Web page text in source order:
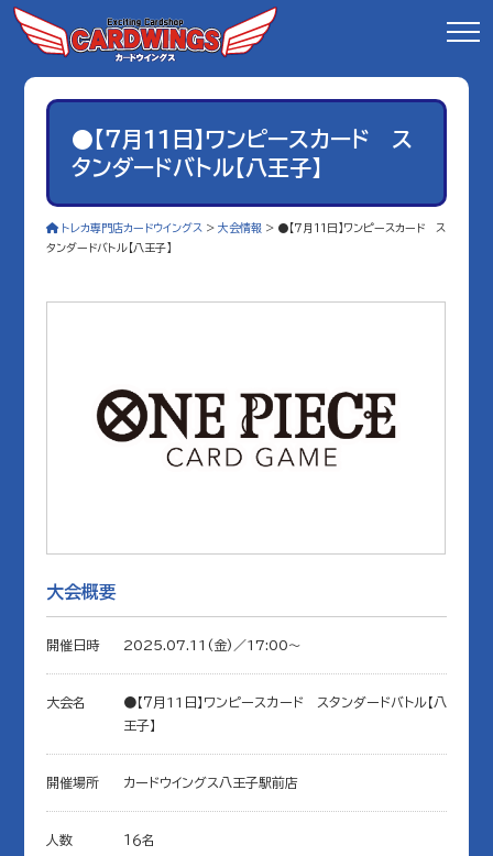
●【７月11日】ワンピースカード ス
タンダードバトル【八王子】
トレカ専門店カードウイングス >大会情報 > ●【７月11日】ワンピースカード ス
タンダードバトル【八王子】
大会概要
開催日時 2025.07.11(金)／17:00〜
大会名
●【７月11日】ワンピースカード スタンダードバトル【八
王子】
開催場所 カードウイングス八王子駅前店
人数 １６名